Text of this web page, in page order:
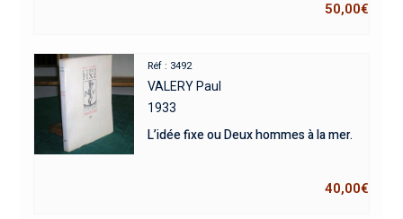
50,00€
Réf : 3492
VALERY Paul
1933
L’idée fixe ou Deux hommes à la mer.
40,00€